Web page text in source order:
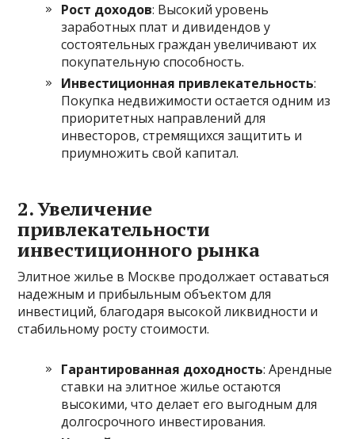
Рост доходов: Высокий уровень
заработных плат и дивидендов у
состоятельных граждан увеличивают их
покупательную способность.
Инвестиционная привлекательность:
Покупка недвижимости остается одним из
приоритетных направлений для
инвесторов, стремящихся защитить и
приумножить свой капитал.
2.Увеличение
привлекательности
инвестиционного рынка
Элитное жилье в Москве продолжает оставаться
надежным и прибыльным объектом для
инвестиций, благодаря высокой ликвидности и
стабильному росту стоимости.
Гарантированная доходность: Арендные
ставки на элитное жилье остаются
высокими, что делает его выгодным для
долгосрочного инвестирования.